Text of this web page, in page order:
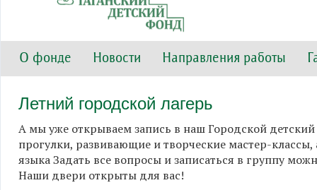
О фонде Новости Направления работы
Летний городской лагерь
А мы уже открываем запись в наш Городской детский
прогулки, развивающие и творческие мастер-
языка Задать все вопросы и записаться в группу
Наши двери открыты для вас!